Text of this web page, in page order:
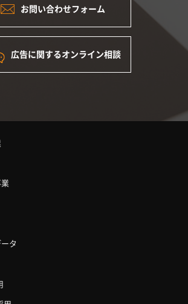
お問い合わせフォーム
広告に関するオンライン相談
ジ
ング
ーション
業
タ